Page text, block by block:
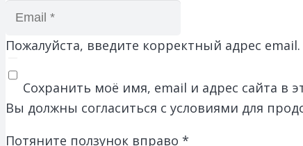
Пожалуйста, введите корректный адрес email.
Сохранить моё имя, email и адрес сайта в
Вы должны согласиться с условиями для
Потяните ползунок вправо *